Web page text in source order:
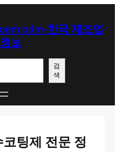
odm-한국 제조업
보
검
색
팅제 전문 정